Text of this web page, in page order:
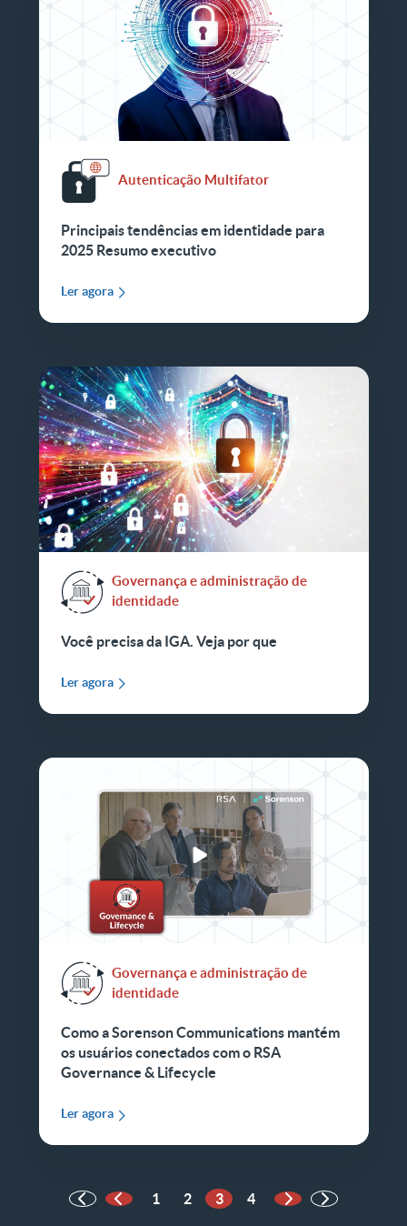
Autenticação Multifator
Principais tendências em identidade para
2025 Resumo executivo
Ler agora
Governança e administração de
identidade
Você precisa da IGA. Veja por que
Ler agora
Governança e administração de
identidade
Como a Sorenson Communications mantém
os usuários conectados com o RSA
Governance & Lifecycle
Ler agora
Página anterior
1 2 3 4
Próxima página